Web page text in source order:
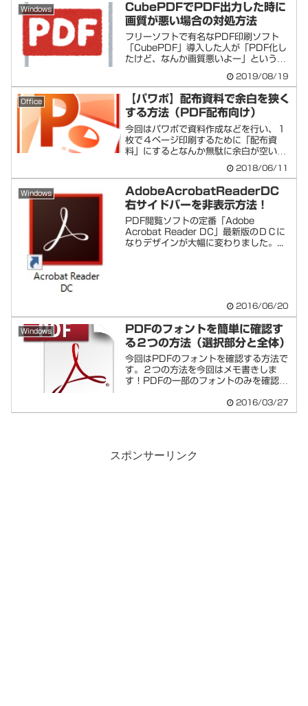
Windows
CubePDFでPDF出力した時に
画質が悪い場合の対処方法
フリーソフトで有名なPDF印刷ソフト
「CubePDF」導入した人が「PDF化し
たけど、なんか画質悪いよー」という質
2019/08/19
Office
【パワポ】配布資料で余白を狭く
する方法（PDF配布向け）
今回はパワポで資料作成などを行い、１
枚で４ページ印刷するために「配布資
料」にするとなんか無駄に余白が空いて
2018/06/11
Windows
AdobeAcrobatReaderDC
右サイドバーを非表示方法！
PDF閲覧ソフトの定番「Adobe
Acrobat Reader DC」最新版のＤＣに
なりデザインが大幅に変わりました。...
2016/06/20
Windows
PDFのフォントを簡単に確認す
る２つの方法（選択部分と全体）
今回はPDFのフォントを確認する方法で
す。２つの方法を今回はメモ書きしま
す！PDFの一部のフォントのみを確認す
2016/03/27
スポンサーリンク